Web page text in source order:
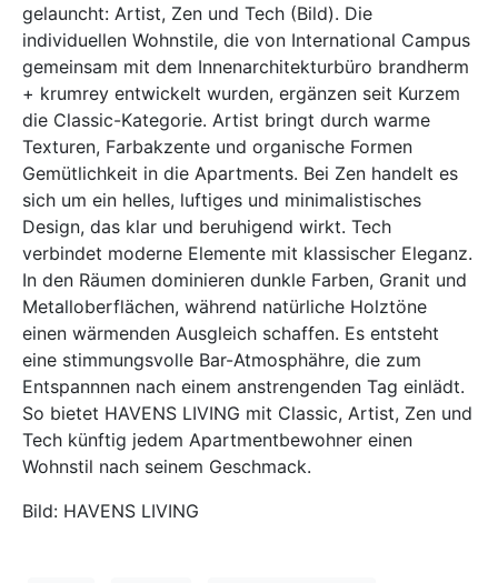
gelauncht: Artist, Zen und Tech (Bild). Die
individuellen Wohnstile, die von International Campus
gemeinsam mit dem Innenarchitekturbüro brandherm
+ krumrey entwickelt wurden, ergänzen seit Kurzem
die Classic-Kategorie. Artist bringt durch warme
Texturen, Farbakzente und organische Formen
Gemütlichkeit in die Apartments. Bei Zen handelt es
sich um ein helles, luftiges und minimalistisches
Design, das klar und beruhigend wirkt. Tech
verbindet moderne Elemente mit klassischer Eleganz.
In den Räumen dominieren dunkle Farben, Granit und
Metalloberflächen, während natürliche Holztöne
einen wärmenden Ausgleich schaffen. Es entsteht
eine stimmungsvolle Bar-Atmosphähre, die zum
Entspannnen nach einem anstrengenden Tag einlädt.
So bietet HAVENS LIVING mit Classic, Artist, Zen und
Tech künftig jedem Apartmentbewohner einen
Wohnstil nach seinem Geschmack.
Bild: HAVENS LIVING